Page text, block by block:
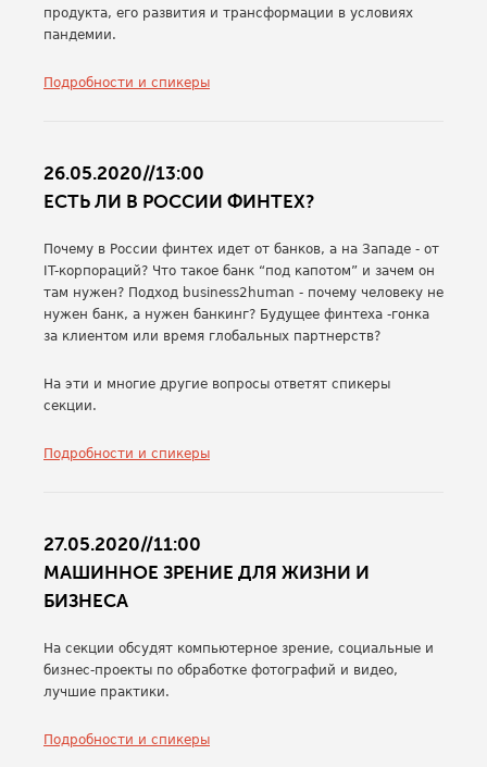
продукта, его развития и трансформации в условиях
пандемии.
Подробности и спикеры
26.05.2020//13:00
ЕСТЬ ЛИ В РОССИИ ФИНТЕХ?
Почему в России финтех идет от банков, а на Западе - от
IT-корпораций? Что такое банк “под капотом” и зачем он
там нужен? Подход business2human - почему человеку не
нужен банк, а нужен банкинг? Будущее финтеха -гонка
за клиентом или время глобальных партнерств?
На эти и многие другие вопросы ответят спикеры
секции.
Подробности и спикеры
27.05.2020//11:00
МАШИННОЕ ЗРЕНИЕ ДЛЯ ЖИЗНИ И
БИЗНЕСА
На секции обсудят компьютерное зрение, социальные и
бизнес-проекты по обработке фотографий и видео,
лучшие практики.
Подробности и спикеры